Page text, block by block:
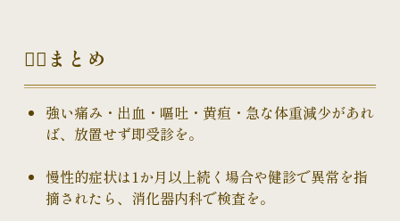
👉🏻まとめ
強い痛み・出血・嘔吐・黄疸・急な体重減少があれ
ば、放置せず即受診を。
慢性的症状は1か月以上続く場合や健診で異常を指
摘されたら、消化器内科で検査を。